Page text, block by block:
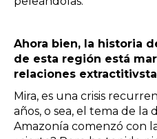
Ahora bien, la historia
de esta región está
relaciones
Mira, es una crisis
años, o sea, el tema de la
Amazonía comenzó con